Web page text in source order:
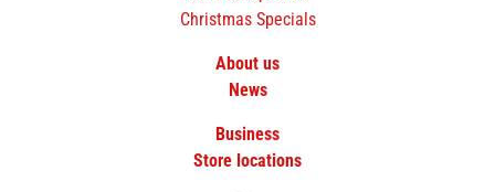
Christmas Specials
About us
News
Business
Store locations